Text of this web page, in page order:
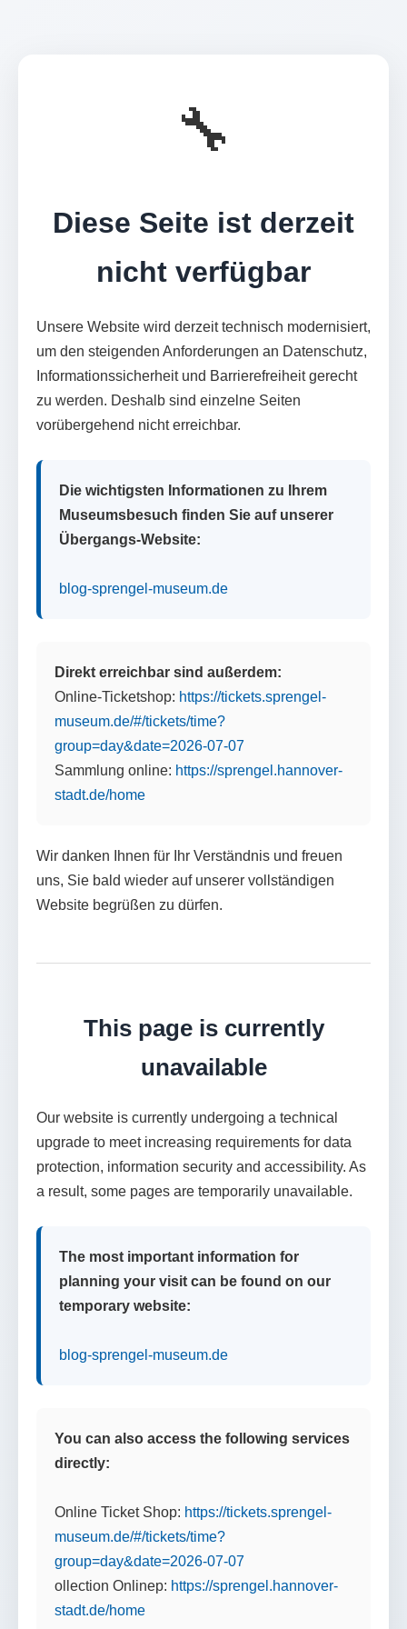
🔧
Diese Seite ist derzeit
nicht verfügbar
Unsere Website wird derzeit technisch modernisiert,
um den steigenden Anforderungen an Datenschutz,
Informationssicherheit und Barrierefreiheit gerecht
zu werden. Deshalb sind einzelne Seiten
vorübergehend nicht erreichbar.
Die wichtigsten Informationen zu Ihrem
Museumsbesuch finden Sie auf unserer
Übergangs-Website:
blog-sprengel-museum.de
Direkt erreichbar sind außerdem:
Online-Ticketshop: https://tickets.sprengel-
museum.de/#/tickets/time?
group=day&date=2026-07-07
Sammlung online: https://sprengel.hannover-
stadt.de/home
Wir danken Ihnen für Ihr Verständnis und freuen
uns, Sie bald wieder auf unserer vollständigen
Website begrüßen zu dürfen.
This page is currently
unavailable
Our website is currently undergoing a technical
upgrade to meet increasing requirements for data
protection, information security and accessibility. As
a result, some pages are temporarily unavailable.
The most important information for
planning your visit can be found on our
temporary website:
blog-sprengel-museum.de
You can also access the following services
directly:
Online Ticket Shop: https://tickets.sprengel-
museum.de/#/tickets/time?
group=day&date=2026-07-07
ollection Onlinep: https://sprengel.hannover-
stadt.de/home